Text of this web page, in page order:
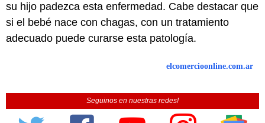
su hijo padezca esta enfermedad. Cabe destacar que
si el bebé nace con chagas, con un tratamiento
adecuado puede curarse esta patología.
elcomercioonline.com.ar
Seguinos en nuestras redes!